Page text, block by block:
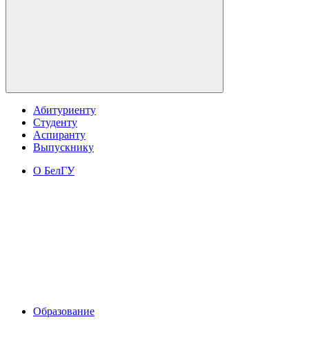
Абитуриенту
Студенту
Аспиранту
Выпускнику
О БелГУ
Образование